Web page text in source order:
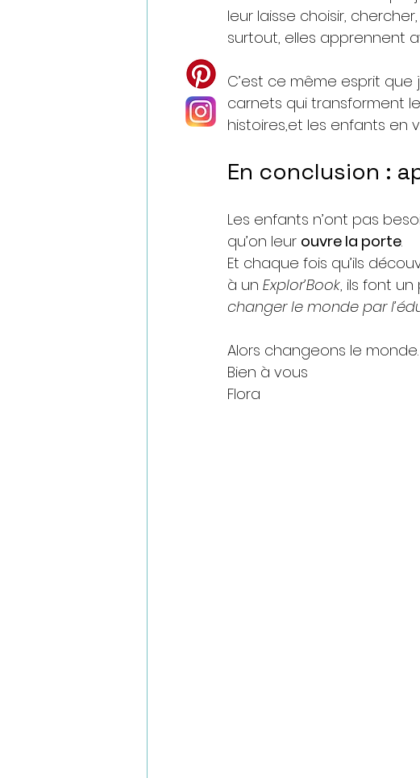
leur laisse choisir,
surtout, elles apprennent
C’est ce même esprit
carnets qui transforment
histoires,et les enfants en
En conclusion :
Les enfants n’ont pas
qu’on leur ouvre la porte.
Et chaque fois qu’ils
à un Explor’Book, ils font
changer le monde par
Alors changeons le monde.
Bien à vous
Flora